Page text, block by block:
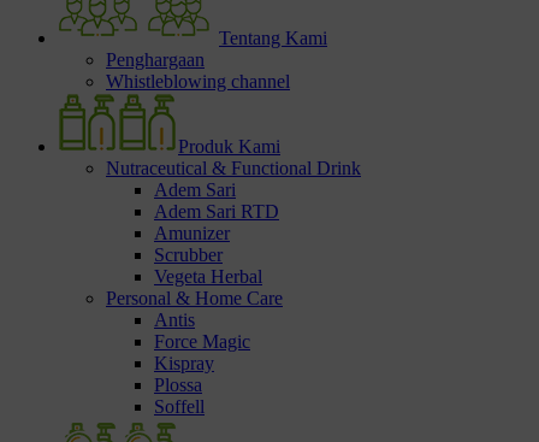
Tentang Kami
Penghargaan
Whistleblowing channel
Produk Kami
Nutraceutical & Functional Drink
Adem Sari
Adem Sari RTD
Amunizer
Scrubber
Vegeta Herbal
Personal & Home Care
Antis
Force Magic
Kispray
Plossa
Soffell